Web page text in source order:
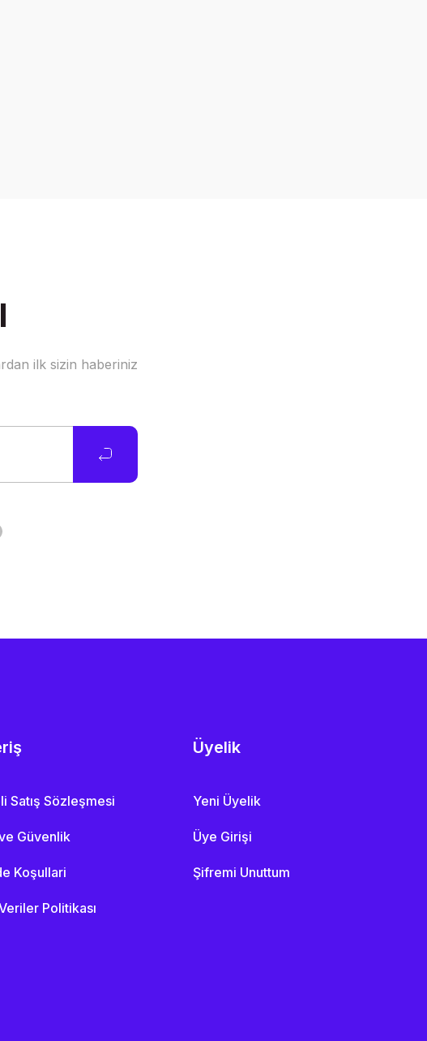
ilk sizin haberiniz
Satış Sözleşmesi
Güvenlik
Koşullari
Politikası
Üyelik
Yeni Üyelik
Üye Girişi
Şifremi Unuttum